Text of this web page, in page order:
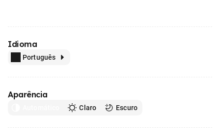
Idioma
Português
Aparência
Claro Escuro